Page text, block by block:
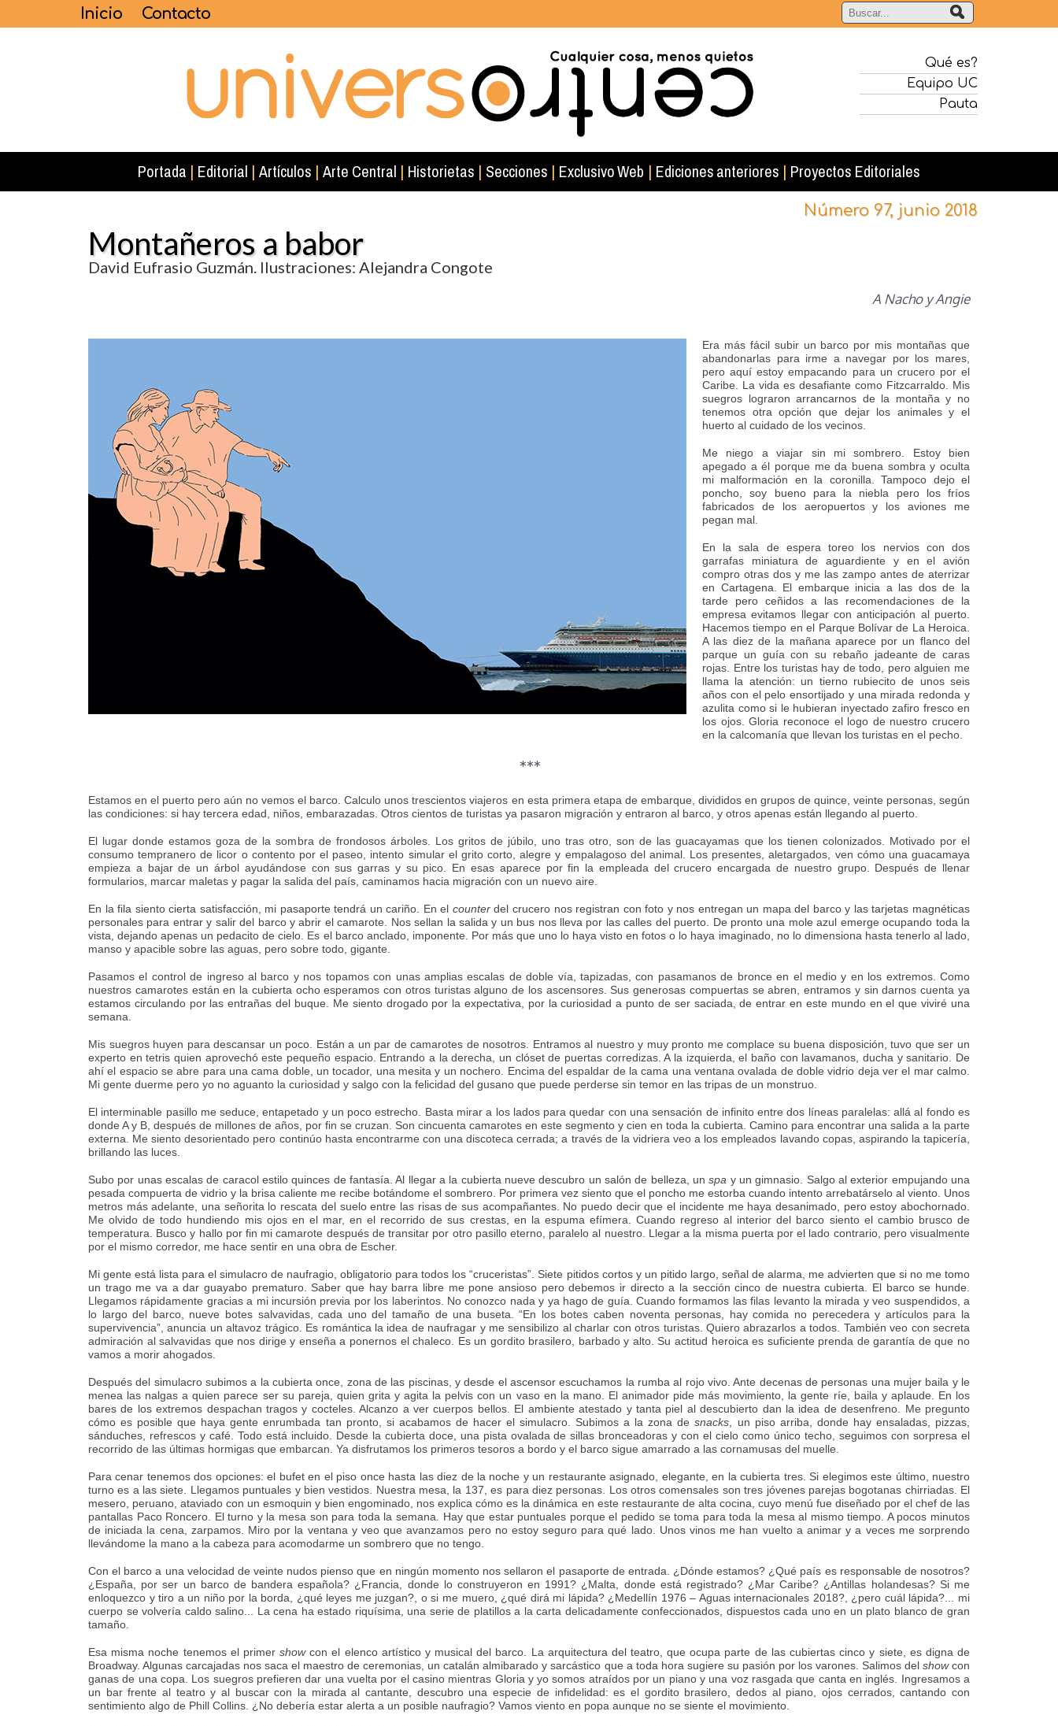
Inicio Contacto
Qué es?
Equipo UC
Pauta
Portada | Editorial | Artículos | Arte Central | Historietas | Secciones | Exclusivo Web | Ediciones anteriores | Proyectos Editoriales
Número 97, junio 2018
Montañeros a babor
David Eufrasio Guzmán. Ilustraciones: Alejandra Congote
A Nacho y Angie
Era más fácil subir un barco por mis montañas que
abandonarlas para irme a navegar por los mares,
pero aquí estoy empacando para un crucero por el
Caribe. La vida es desafiante como Fitzcarraldo. Mis
suegros lograron arrancarnos de la montaña y no
tenemos otra opción que dejar los animales y el
huerto al cuidado de los vecinos.
Me niego a viajar sin mi sombrero. Estoy bien
apegado a él porque me da buena sombra y oculta
mi malformación en la coronilla. Tampoco dejo el
poncho, soy bueno para la niebla pero los fríos
fabricados de los aeropuertos y los aviones me
pegan mal.
En la sala de espera toreo los nervios con dos
garrafas miniatura de aguardiente y en el avión
compro otras dos y me las zampo antes de aterrizar
en Cartagena. El embarque inicia a las dos de la
tarde pero ceñidos a las recomendaciones de la
empresa evitamos llegar con anticipación al puerto.
Hacemos tiempo en el Parque Bolívar de La Heroica.
A las diez de la mañana aparece por un flanco del
parque un guía con su rebaño jadeante de caras
rojas. Entre los turistas hay de todo, pero alguien me
llama la atención: un tierno rubiecito de unos seis
años con el pelo ensortijado y una mirada redonda y
azulita como si le hubieran inyectado zafiro fresco en
los ojos. Gloria reconoce el logo de nuestro crucero
en la calcomanía que llevan los turistas en el pecho.
***
Estamos en el puerto pero aún no vemos el barco. Calculo unos trescientos viajeros en esta primera etapa de embarque, divididos en grupos de quince, veinte personas, según
las condiciones: si hay tercera edad, niños, embarazadas. Otros cientos de turistas ya pasaron migración y entraron al barco, y otros apenas están llegando al puerto.
El lugar donde estamos goza de la sombra de frondosos árboles. Los gritos de júbilo, uno tras otro, son de las guacayamas que los tienen colonizados. Motivado por el
consumo tempranero de licor o contento por el paseo, intento simular el grito corto, alegre y empalagoso del animal. Los presentes, aletargados, ven cómo una guacamaya
empieza a bajar de un árbol ayudándose con sus garras y su pico. En esas aparece por fin la empleada del crucero encargada de nuestro grupo. Después de llenar
formularios, marcar maletas y pagar la salida del país, caminamos hacia migración con un nuevo aire.
En la fila siento cierta satisfacción, mi pasaporte tendrá un cariño. En el counterdel crucero nos registran con foto y nos entregan un mapa del barco y las tarjetas magnéticas
personales para entrar y salir del barco y abrir el camarote. Nos sellan la salida y un bus nos lleva por las calles del puerto. De pronto una mole azul emerge ocupando toda la
vista, dejando apenas un pedacito de cielo. Es el barco anclado, imponente. Por más que uno lo haya visto en fotos o lo haya imaginado, no lo dimensiona hasta tenerlo al lado,
manso y apacible sobre las aguas, pero sobre todo, gigante.
Pasamos el control de ingreso al barco y nos topamos con unas amplias escalas de doble vía, tapizadas, con pasamanos de bronce en el medio y en los extremos. Como
nuestros camarotes están en la cubierta ocho esperamos con otros turistas alguno de los ascensores. Sus generosas compuertas se abren, entramos y sin darnos cuenta ya
estamos circulando por las entrañas del buque. Me siento drogado por la expectativa, por la curiosidad a punto de ser saciada, de entrar en este mundo en el que viviré una
semana.
Mis suegros huyen para descansar un poco. Están a un par de camarotes de nosotros. Entramos al nuestro y muy pronto me complace su buena disposición, tuvo que ser un
experto en tetris quien aprovechó este pequeño espacio. Entrando a la derecha, un clóset de puertas corredizas. A la izquierda, el baño con lavamanos, ducha y sanitario. De
ahí el espacio se abre para una cama doble, un tocador, una mesita y un nochero. Encima del espaldar de la cama una ventana ovalada de doble vidrio deja ver el mar calmo.
Mi gente duerme pero yo no aguanto la curiosidad y salgo con la felicidad del gusano que puede perderse sin temor en las tripas de un monstruo.
El interminable pasillo me seduce, entapetado y un poco estrecho. Basta mirar a los lados para quedar con una sensación de infinito entre dos líneas paralelas: allá al fondo es
donde A y B, después de millones de años, por fin se cruzan. Son cincuenta camarotes en este segmento y cien en toda la cubierta. Camino para encontrar una salida a la parte
externa. Me siento desorientado pero continúo hasta encontrarme con una discoteca cerrada; a través de la vidriera veo a los empleados lavando copas, aspirando la tapicería,
brillando las luces.
Subo por unas escalas de caracol estilo quinces de fantasía. Al llegar a la cubierta nueve descubro un salón de belleza, unspa y un gimnasio. Salgo al exterior empujando una
pesada compuerta de vidrio y la brisa caliente me recibe botándome el sombrero. Por primera vez siento que el poncho me estorba cuando intento arrebatárselo al viento. Unos
metros más adelante, una señorita lo rescata del suelo entre las risas de sus acompañantes. No puedo decir que el incidente me haya desanimado, pero estoy abochornado.
Me olvido de todo hundiendo mis ojos en el mar, en el recorrido de sus crestas, en la espuma efímera. Cuando regreso al interior del barco siento el cambio brusco de
temperatura. Busco y hallo por fin mi camarote después de transitar por otro pasillo eterno, paralelo al nuestro. Llegar a la misma puerta por el lado contrario, pero visualmente
por el mismo corredor, me hace sentir en una obra de Escher.
Mi gente está lista para el simulacro de naufragio, obligatorio para todos los “cruceristas”. Siete pitidos cortos y un pitido largo, señal de alarma, me advierten que si no me tomo
un trago me va a dar guayabo prematuro. Saber que hay barra libre me pone ansioso pero debemos ir directo a la sección cinco de nuestra cubierta. El barco se hunde.
Llegamos rápidamente gracias a mi incursión previa por los laberintos. No conozco nada y ya hago de guía. Cuando formamos las filas levanto la mirada y veo suspendidos, a
lo largo del barco, nueve botes salvavidas, cada uno del tamaño de una buseta. “En los botes caben noventa personas, hay comida no perecedera y artículos para la
supervivencia”, anuncia un altavoz trágico. Es romántica la idea de naufragar y me sensibilizo al charlar con otros turistas. Quiero abrazarlos a todos. También veo con secreta
admiración al salvavidas que nos dirige y enseña a ponernos el chaleco. Es un gordito brasilero, barbado y alto. Su actitud heroica es suficiente prenda de garantía de que no
vamos a morir ahogados.
Después del simulacro subimos a la cubierta once, zona de las piscinas, y desde el ascensor escuchamos la rumba al rojo vivo. Ante decenas de personas una mujer baila y le
menea las nalgas a quien parece ser su pareja, quien grita y agita la pelvis con un vaso en la mano. El animador pide más movimiento, la gente ríe, baila y aplaude. En los
bares de los extremos despachan tragos y cocteles. Alcanzo a ver cuerpos bellos. El ambiente atestado y tanta piel al descubierto dan la idea de desenfreno. Me pregunto
cómo es posible que haya gente enrumbada tan pronto, si acabamos de hacer el simulacro. Subimos a la zona desnacks , un piso arriba, donde hay ensaladas, pizzas,
sánduches, refrescos y café. Todo está incluido. Desde la cubierta doce, una pista ovalada de sillas bronceadoras y con el cielo como único techo, seguimos con sorpresa el
recorrido de las últimas hormigas que embarcan. Ya disfrutamos los primeros tesoros a bordo y el barco sigue amarrado a las cornamusas del muelle.
Para cenar tenemos dos opciones: el bufet en el piso once hasta las diez de la noche y un restaurante asignado, elegante, en la cubierta tres. Si elegimos este último, nuestro
turno es a las siete. Llegamos puntuales y bien vestidos. Nuestra mesa, la 137, es para diez personas. Los otros comensales son tres jóvenes parejas bogotanas chirriadas. El
mesero, peruano, ataviado con un esmoquin y bien engominado, nos explica cómo es la dinámica en este restaurante de alta cocina, cuyo menú fue diseñado por el chef de las
pantallas Paco Roncero. El turno y la mesa son para toda la semana. Hay que estar puntuales porque el pedido se toma para toda la mesa al mismo tiempo. A pocos minutos
de iniciada la cena, zarpamos. Miro por la ventana y veo que avanzamos pero no estoy seguro para qué lado. Unos vinos me han vuelto a animar y a veces me sorprendo
llevándome la mano a la cabeza para acomodarme un sombrero que no tengo.
Con el barco a una velocidad de veinte nudos pienso que en ningún momento nos sellaron el pasaporte de entrada. ¿Dónde estamos? ¿Qué país es responsable de nosotros?
¿España, por ser un barco de bandera española? ¿Francia, donde lo construyeron en 1991? ¿Malta, donde está registrado? ¿Mar Caribe? ¿Antillas holandesas? Si me
enloquezco y tiro a un niño por la borda, ¿qué leyes me juzgan?, o si me muero, ¿qué dirá mi lápida? ¿Medellín 1976 – Aguas internacionales 2018?, ¿pero cuál lápida?... mi
cuerpo se volvería caldo salino... La cena ha estado riquísima, una serie de platillos a la carta delicadamente confeccionados, dispuestos cada uno en un plato blanco de gran
tamaño.
Esa misma noche tenemos el primer showcon el elenco artístico y musical del barco. La arquitectura del teatro, que ocupa parte de las cubiertas cinco y siete, es digna de
Broadway. Algunas carcajadas nos saca el maestro de ceremonias, un catalán almibarado y sarcástico que a toda hora sugiere su pasión por los varones. Salimos del showcon
ganas de una copa. Los suegros prefieren dar una vuelta por el casino mientras Gloria y yo somos atraídos por un piano y una voz rasgada que canta en inglés. Ingresamos a
un bar frente al teatro y al buscar con la mirada al cantante, descubro una especie de infidelidad: es el gordito brasilero, dedos al piano, ojos cerrados, cantando con
sentimiento algo de Phill Collins. ¿No debería estar alerta a un posible naufragio? Vamos viento en popa aunque no se siente el movimiento.